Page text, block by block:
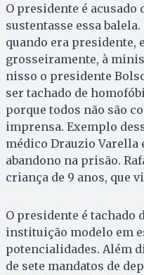
O presidente é acusado
sustentasse essa
quando era presidente,
grosseiramente, à
nisso o presidente
ser tachado de
porque todos não são
imprensa. Exemplo
médico Drauzio Varella
abandono na prisão.
criança de 9 anos, que
O presidente é tachado
instituição modelo em
potencialidades. Além
de sete mandatos de